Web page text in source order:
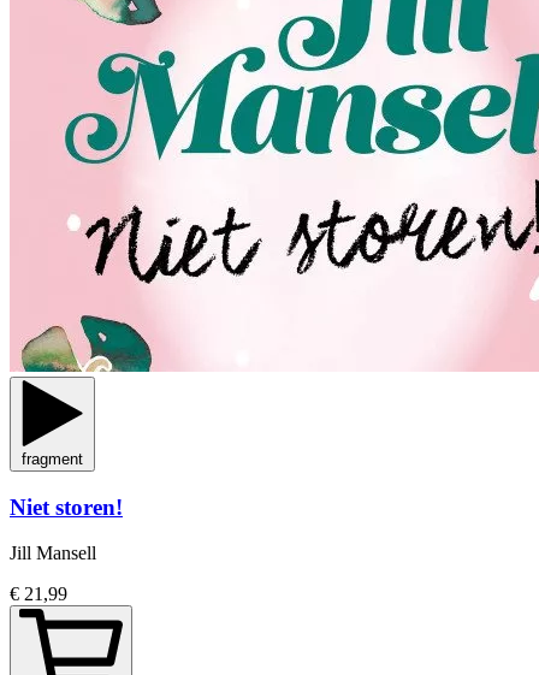
fragment
Niet storen!
Jill Mansell
€ 21,99